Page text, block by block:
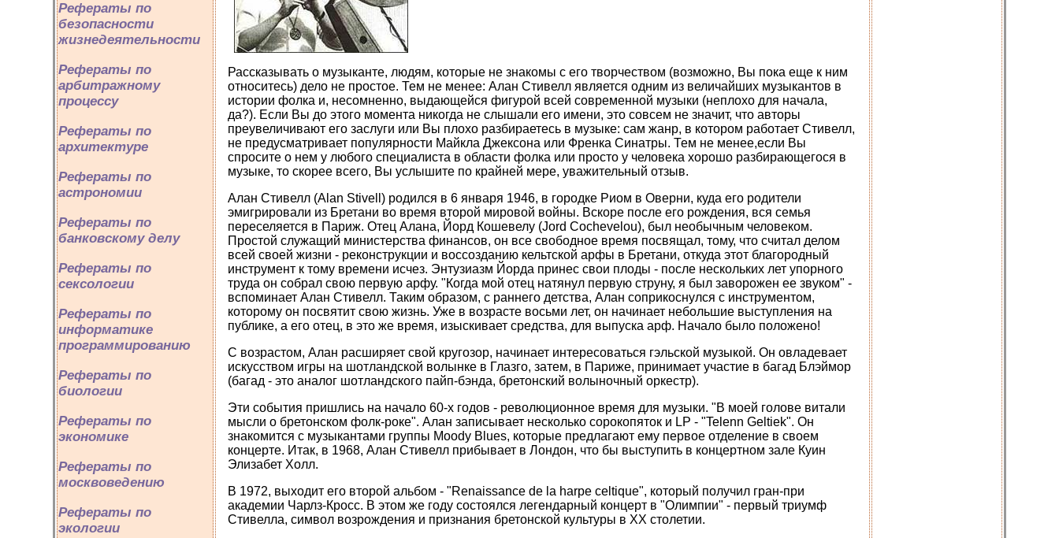
Рефераты по
безопасности
жизнедеятельности
Рефераты по
арбитражному
процессу
Рефераты по
архитектуре
Рефераты по
астрономии
Рефераты по
банковскому делу
Рефераты по
сексологии
Рефераты по
информатике
программированию
Рефераты по
биологии
Рефераты по
экономике
Рефераты по
москвоведению
Рефераты по
экологии
Рассказывать о музыканте, людям, которые не знакомы с его творчеством (возможно, Вы пока еще к ним
относитесь) дело не простое. Тем не менее: Алан Стивелл является одним из величайших музыкантов в
истории фолка и, несомненно, выдающейся фигурой всей современной музыки (неплохо для начала,
да?). Если Вы до этого момента никогда не слышали его имени, это совсем не значит, что авторы
преувеличивают его заслуги или Вы плохо разбираетесь в музыке: сам жанр, в котором работает Стивелл,
не предусматривает популярности Майкла Джексона или Френка Синатры. Тем не менее,если Вы
спросите о нем у любого специалиста в области фолка или просто у человека хорошо разбирающегося в
музыке, то скорее всего, Вы услышите по крайней мере, уважительный отзыв.
Алан Стивелл (Alan Stivell) родился в 6 января 1946, в городке Риом в Оверни, куда его родители
эмигрировали из Бретани во время второй мировой войны. Вскоре после его рождения, вся семья
переселяется в Париж. Отец Алана, Йорд Кошевелу (Jord Cochevelou), был необычным человеком.
Простой служащий министерства финансов, он все свободное время посвящал, тому, что считал делом
всей своей жизни - реконструкции и воссозданию кельтской арфы в Бретани, откуда этот благородный
инструмент к тому времени исчез. Энтузиазм Йорда принес свои плоды - после нескольких лет упорного
труда он собрал свою первую арфу. "Когда мой отец натянул первую струну, я был заворожен ее звуком" -
вспоминает Алан Стивелл. Таким образом, с раннего детства, Алан соприкоснулся с инструментом,
которому он посвятит свою жизнь. Уже в возрасте восьми лет, он начинает небольшие выступления на
публике, а его отец, в это же время, изыскивает средства, для выпуска арф. Начало было положено!
С возрастом, Алан расширяет свой кругозор, начинает интересоваться гэльской музыкой. Он овладевает
искусством игры на шотландской волынке в Глазго, затем, в Париже, принимает участие в багад Блэймор
(багад - это аналог шотландского пайп-бэнда, бретонский волыночный оркестр).
Эти события пришлись на начало 60-х годов - революционное время для музыки. "В моей голове витали
мысли о бретонском фолк-роке". Алан записывает несколько сорокопяток и LP - "Telenn Geltiek". Он
знакомится с музыкантами группы Moody Blues, которые предлагают ему первое отделение в своем
концерте. Итак, в 1968, Алан Стивелл прибывает в Лондон, что бы выступить в концертном зале Куин
Элизабет Холл.
В 1972, выходит его второй альбом - "Renaissance de la harpe celtique", который получил гран-при
академии Чарлз-Кросс. В этом же году состоялся легендарный концерт в "Олимпии" - первый триумф
Стивелла, символ возрождения и признания бретонской культуры в XX столетии.